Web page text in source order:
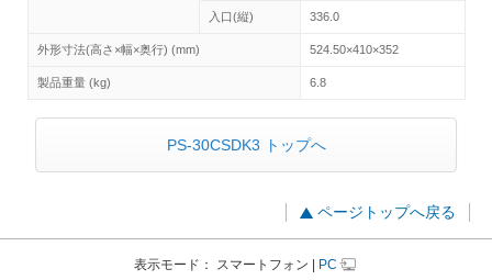
入口(縦) 336.0
外形寸法(高さ×幅×奥行) (mm) 524.50×410×352
製品重量 (kg) 6.8
PS-30CSDK3 トップへ
ページトップへ戻る
表示モード： スマートフォン PC